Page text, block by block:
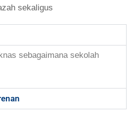
sekaligus
sebagaimana sekolah